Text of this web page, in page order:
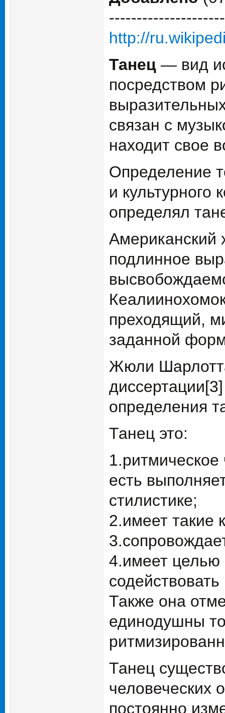
http://
Танец — вид
посредством
связан с
находит свое
Определение
и культурного
определял
Американский
подлинное
преходящий,
заданной
Жюли
определения
Танец это:
есть
стилистике;
2.имеет такие
4.имеет целью
Также она
единодушны
Танец
человеческих
постоянно